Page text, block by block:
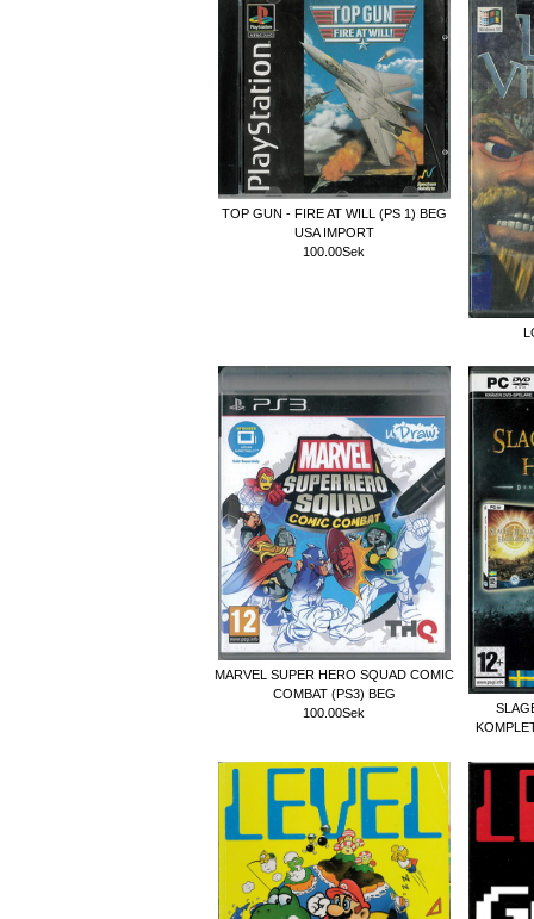
TOP GUN - FIRE AT WILL (PS 1) BEG
USA IMPORT
100.00Sek
MARVEL SUPER HERO SQUAD COMIC
COMBAT (PS3) BEG
100.00Sek